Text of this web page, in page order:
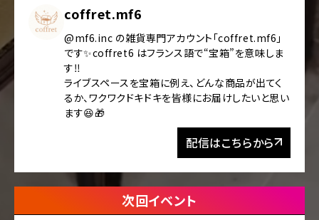
coffret.mf6
@mf6.inc の雑貨専門アカウント「coffret.mf6」
です✨coffret6 はフランス語で“宝箱”を意味しま
す‼️
ライブスペースを宝箱に例え、どんな商品が出てく
るか、ワクワクドキドキを皆様にお届けしたいと思い
ます😆🎁
配信はこちらから
次回イベント